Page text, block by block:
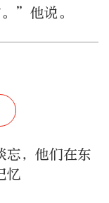
”他说。
忘，他们在东
忆